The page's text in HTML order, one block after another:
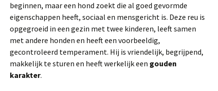
beginnen, maar een hond zoekt die al goed gevormde
eigenschappen heeft, sociaal en mensgericht is. Deze reu is
opgegroeid in een gezin met twee kinderen, leeft samen
met andere honden en heeft een voorbeeldig,
gecontroleerd temperament. Hij is vriendelijk, begrijpend,
makkelijk te sturen en heeft werkelijk een gouden
karakter.